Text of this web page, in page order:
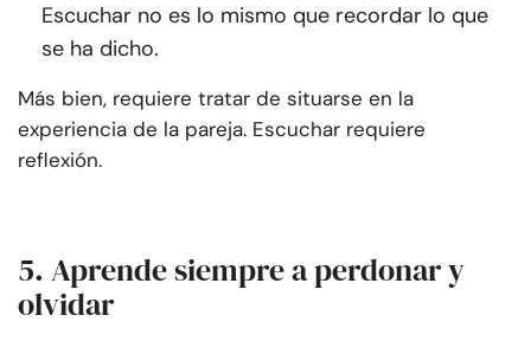
Escuchar no es lo mismo que recordar lo que
se ha dicho.
Más bien, requiere tratar de situarse en la
experiencia de la pareja. Escuchar requiere
reflexión.
5. Aprende siempre a perdonar y
olvidar